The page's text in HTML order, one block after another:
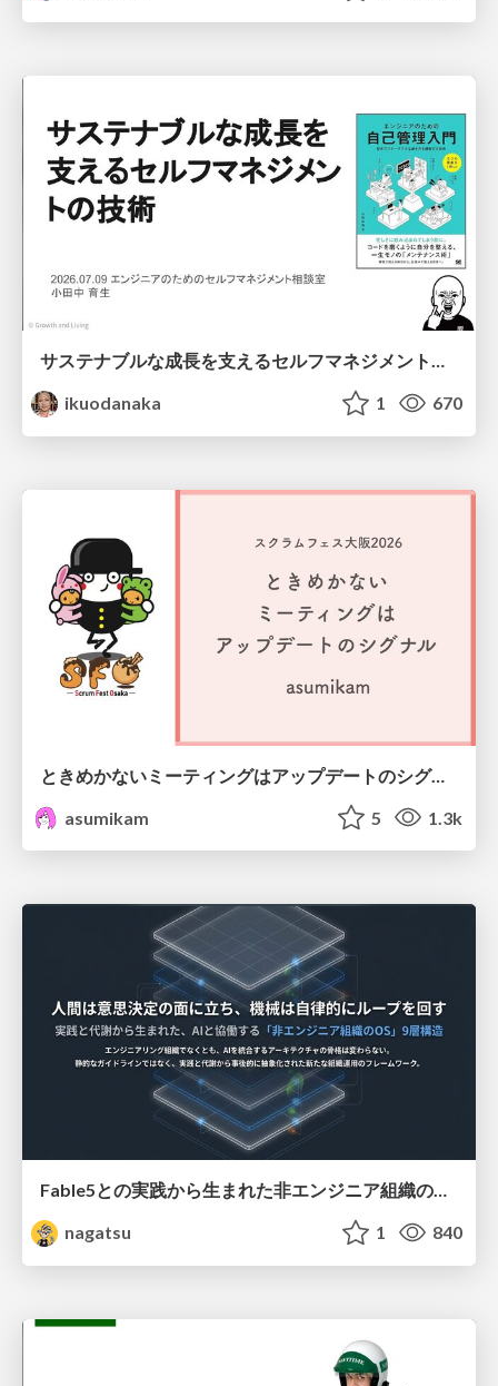
サステナブルな成長を支えるセルフマネジメントの技術/Self Management skill for growth
ikuodanaka
1 670
ときめかないミーティングはアップデートのシグナル #scrumosaka
asumikam
5 1.3k
Fable5との実践から生まれた非エンジニア組織のループエンジニアリング
nagatsu
1 840